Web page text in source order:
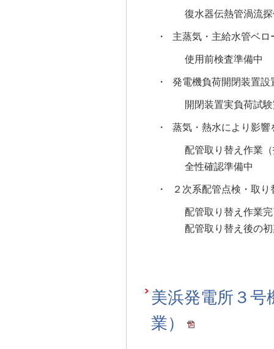
復水器伝熱管渦流
・ 主蒸気・主給水管ベロ
使用前検査準備中
・ 発電機負荷開閉装置設
開閉装置実負荷試
・ 蒸気・熱水により影
配管取り替え作業
全性確認準備中
・ ２次系配管点検・取り
配管取り替え作業
配管取り替え後の
美浜発電所３
業）